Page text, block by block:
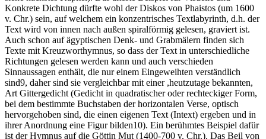
Konkrete Dichtung dürfte wohl der Diskos von Phaistos (um 1600
v. Chr.) sein, auf welchem ein konzentrisches Textlabyrinth, d.h. der
Text wird von innen nach außen spiralförmig gelesen, graviert ist.
Auch schon auf ägyptischen Denk- und Grabmälern finden sich
Texte mit Kreuzworthymnus, so dass der Text in unterschiedliche
Richtungen gelesen werden kann und auch verschieden
Sinnaussagen enthält, die nur einem Eingeweihten verständlich
sind9, daher sind sie vergleichbar mit einer ,heutzutage bekannten,
Art Gittergedicht (Gedicht in quadratischer oder rechteckiger Form,
bei dem bestimmte Buchstaben der horizontalen Verse, optisch
hervorgehoben sind, die einen eigenen Text (Intext) ergeben und in
ihrer Anordnung eine Figur bilden10). Ein berühmtes Beispiel dafür
ist der Hymnus auf die Göttin Mut (1400-700 v. Chr.). Das Beil von